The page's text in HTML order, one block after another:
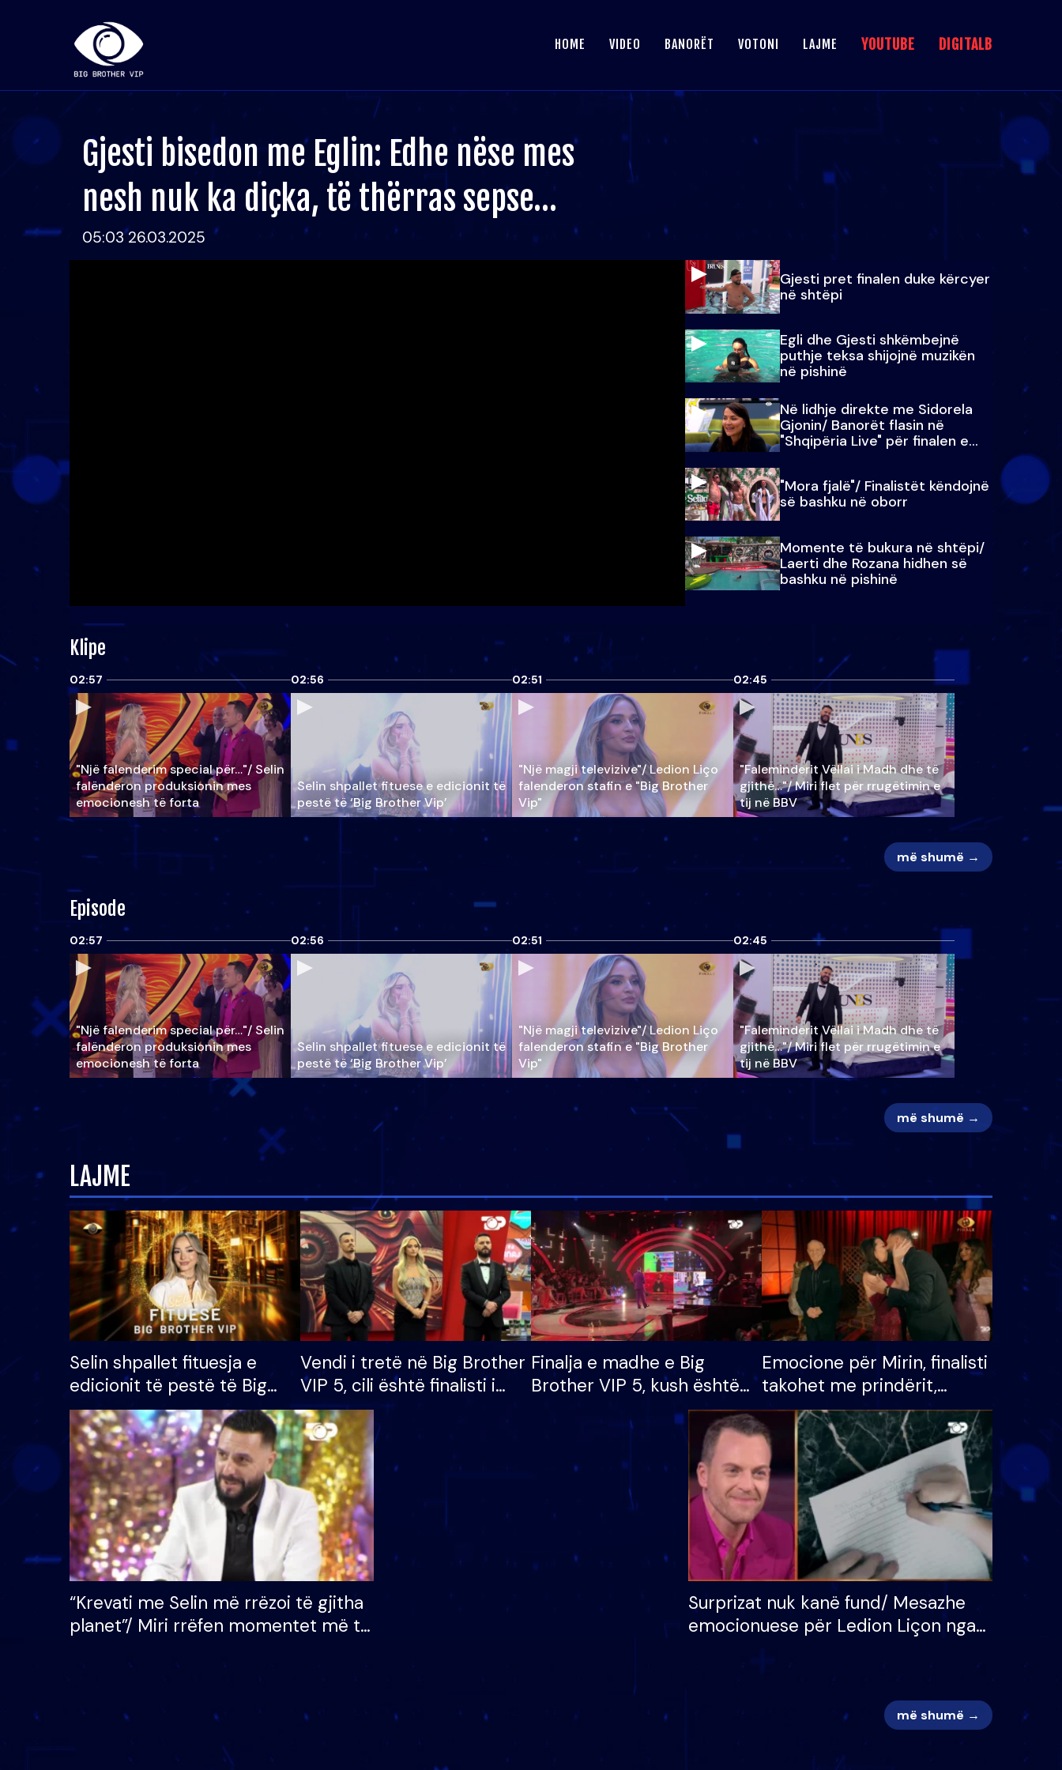
HOME VIDEO BANORËT VOTONI LAJME YOUTUBE DIGITALB
Gjesti bisedon me Eglin: Edhe nëse mes
nesh nuk ka diçka, të thërras sepse…
05:03 26.03.2025
Gjesti pret finalen duke kërcyer
në shtëpi
Egli dhe Gjesti shkëmbejnë
puthje teksa shijojnë muzikën
në pishinë
Në lidhje direkte me Sidorela
Gjonin/ Banorët flasin në
"Shqipëria Live" për finalen e
madhe
"Mora fjalë"/ Finalistët këndojnë
së bashku në oborr
Momente të bukura në shtëpi/
Laerti dhe Rozana hidhen së
bashku në pishinë
Klipe
02:57
"Një falenderim special për…"/ Selin
falënderon produksionin mes
emocionesh të forta
02:56
Selin shpallet fituese e edicionit të
pestë të ‘Big Brother Vip’
02:51
"Një magji televizive"/ Ledion Liço
falenderon stafin e "Big Brother
Vip"
02:45
"Faleminderit Vëllai i Madh dhe të
gjithë…"/ Miri flet për rrugëtimin e
tij në BBV
më shumë →
Episode
02:57
"Një falenderim special për…"/ Selin
falënderon produksionin mes
emocionesh të forta
02:56
Selin shpallet fituese e edicionit të
pestë të ‘Big Brother Vip’
02:51
"Një magji televizive"/ Ledion Liço
falenderon stafin e "Big Brother
Vip"
02:45
"Faleminderit Vëllai i Madh dhe të
gjithë…"/ Miri flet për rrugëtimin e
tij në BBV
më shumë →
LAJME
Selin shpallet fituesja e
edicionit të pestë të Big
Brother VIP, rrëmben
çmimin e madh prej 100
mijë eurosh
Vendi i tretë në Big Brother
VIP 5, cili është finalisti i
radhës që lë shtëpinë
Finalja e madhe e Big
Brother VIP 5, kush është
banori i parë që lë shtëpinë
dhe humb mundësinë për
të fituar çmimin e madh
Emocione për Mirin, finalisti
takohet me prindërit,
vajzën dhe bashkëshorten:
S’kemi ndonjë letër divorci
apo jo?
“Krevati me Selin më rrëzoi të gjitha
planet”/ Miri rrëfen momentet më të
mungojë zilja e mëngjesit kur…
Surprizat nuk kanë fund/ Mesazhe
emocionuese për Ledion Liçon nga
më shumë →